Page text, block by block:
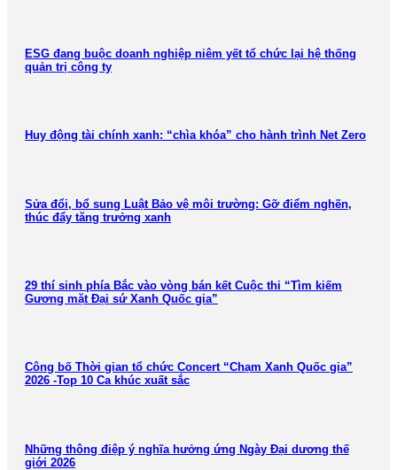
ESG đang buộc doanh nghiệp niêm yết tổ chức lại hệ thống
quản trị công ty
Huy động tài chính xanh: “chìa khóa” cho hành trình Net Zero
Sửa đổi, bổ sung Luật Bảo vệ môi trường: Gỡ điểm nghẽn,
thúc đẩy tăng trưởng xanh
29 thí sinh phía Bắc vào vòng bán kết Cuộc thi “Tìm kiếm
Gương mặt Đại sứ Xanh Quốc gia”
Công bố Thời gian tổ chức Concert “Chạm Xanh Quốc gia”
2026 -Top 10 Ca khúc xuất sắc
Những thông điệp ý nghĩa hưởng ứng Ngày Đại dương thế
giới 2026